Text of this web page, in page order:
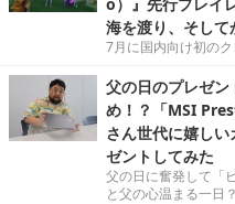
海を渡り、そし
7月に国内向け初の
父の日のプレゼ
め！？「MSI
さん世代に嬉し
ゼントしてみた
父の日に奮発して「
と父の心温まる一日？